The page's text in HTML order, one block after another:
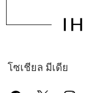
โซเชียล มีเดีย